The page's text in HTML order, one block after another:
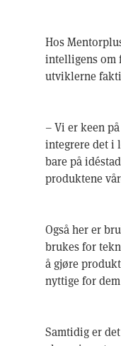
Hos
intelligens om
utviklerne
– Vi er keen
integrere det i
bare på
produktene
Også her er
brukes for
å gjøre
nyttige for
Samtidig er